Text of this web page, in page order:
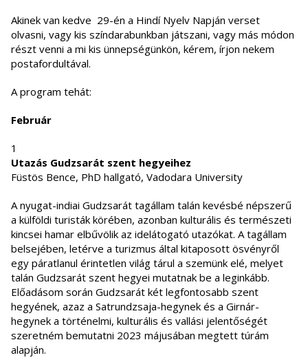
Akinek van kedve 29-én a Hindí Nyelv Napján verset
olvasni, vagy kis színdarabunkban játszani, vagy más módon
részt venni a mi kis ünnepségünkön, kérem, írjon nekem
postafordultával.
A program tehát:
Február
1
Utazás Gudzsarát szent hegyeihez
Füstös Bence, PhD hallgató, Vadodara University
A nyugat-indiai Gudzsarát tagállam talán kevésbé népszerű
a külföldi turisták körében, azonban kulturális és természeti
kincsei hamar elbűvölik az idelátogató utazókat. A tagállam
belsejében, letérve a turizmus által kitaposott ösvényről
egy páratlanul érintetlen világ tárul a szemünk elé, melyet
talán Gudzsarát szent hegyei mutatnak be a leginkább.
Előadásom során Gudzsarát két legfontosabb szent
hegyének, azaz a Satrundzsaja-hegynek és a Girnár-
hegynek a történelmi, kulturális és vallási jelentőségét
szeretném bemutatni 2023 májusában megtett túrám
alapján.